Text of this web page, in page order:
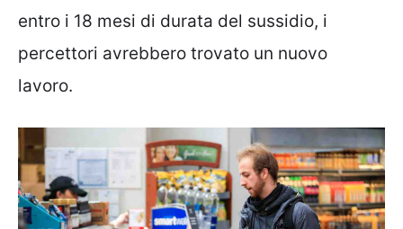
entro i 18 mesi di durata del sussidio, i
percettori avrebbero trovato un nuovo
lavoro.